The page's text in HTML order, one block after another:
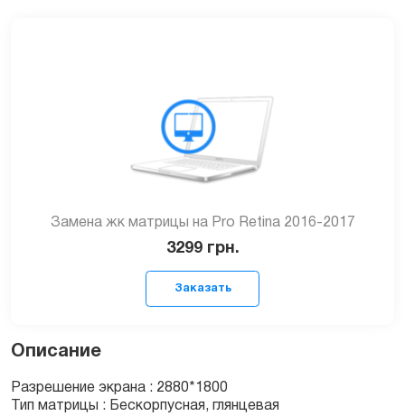
Замена жк матрицы на Pro Retina 2016-2017
3299 грн.
Описание
Разрешение экрана : 2880*1800
Тип матрицы : Бескорпусная, глянцевая